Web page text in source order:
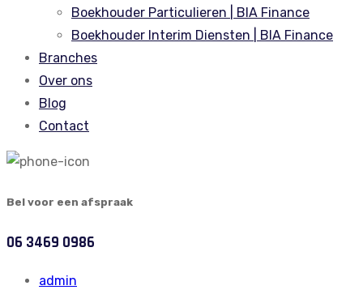
Boekhouder Particulieren | BIA Finance
Boekhouder Interim Diensten | BIA Finance
Branches
Over ons
Blog
Contact
Bel voor een afspraak
06 3469 0986
admin